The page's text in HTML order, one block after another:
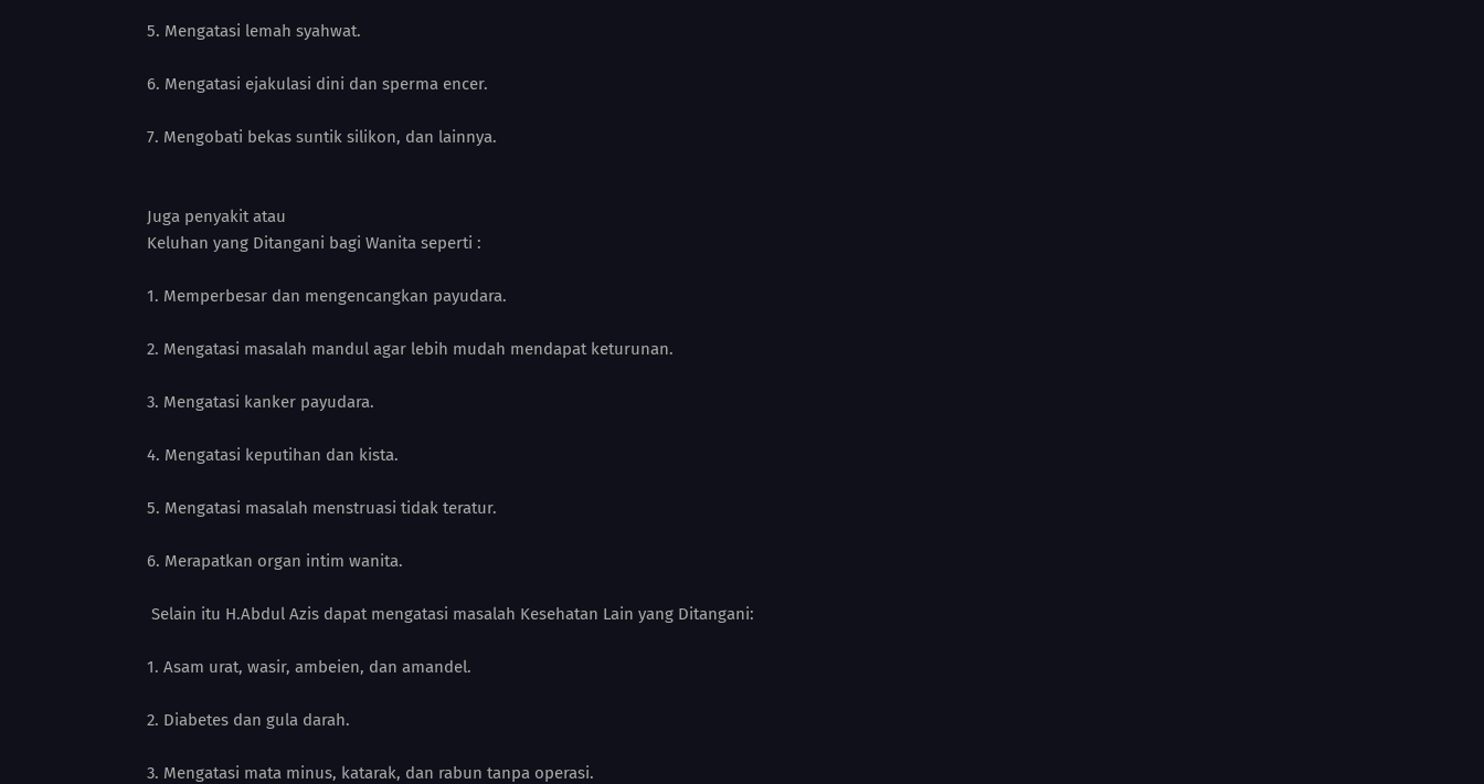
5. Mengatasi lemah syahwat.
6. Mengatasi ejakulasi dini dan sperma encer.
7. Mengobati bekas suntik silikon, dan lainnya.
Juga penyakit atau
Keluhan yang Ditangani bagi Wanita seperti :
1. Memperbesar dan mengencangkan payudara.
2. Mengatasi masalah mandul agar lebih mudah mendapat keturunan.
3. Mengatasi kanker payudara.
4. Mengatasi keputihan dan kista.
5. Mengatasi masalah menstruasi tidak teratur.
6. Merapatkan organ intim wanita.
Selain itu H.Abdul Azis dapat mengatasi masalah Kesehatan Lain yang Ditangani:
1. Asam urat, wasir, ambeien, dan amandel.
2. Diabetes dan gula darah.
3. Mengatasi mata minus, katarak, dan rabun tanpa operasi.